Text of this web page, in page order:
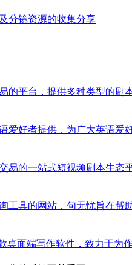
分镜资源的收集分享
的平台，提供多种类型的剧
爱好者提供，为广大英语爱
易的一站式短视频剧本生态
工具的网站，句无忧旨在帮
桌面端写作软件，致力于